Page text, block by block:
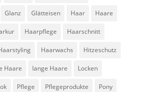
Glanz Glätteisen Haar Haare
Haarpflege Haarschnitt
Haarwachs Hitzeschutz
Haare lange Haare Locken
Pflege Pflegeprodukte Pony